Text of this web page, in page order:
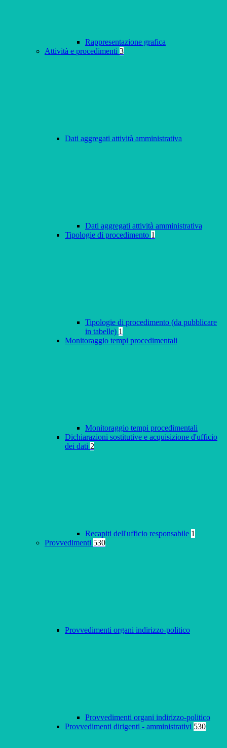
Rappresentazione grafica
Attività e procedimenti 3
Dati aggregati attività amministrativa
Dati aggregati attività amministrativa
Tipologie di procedimento 1
Tipologie di procedimento (da pubblicare
in tabelle) 1
Monitoraggio tempi procedimentali
Monitoraggio tempi procedimentali
Dichiarazioni sostitutive e acquisizione d'ufficio
dei dati 2
Recapiti dell'ufficio responsabile 1
Provvedimenti 530
Provvedimenti organi indirizzo-politico
Provvedimenti organi indirizzo-politico
Provvedimenti dirigenti - amministrativi 530